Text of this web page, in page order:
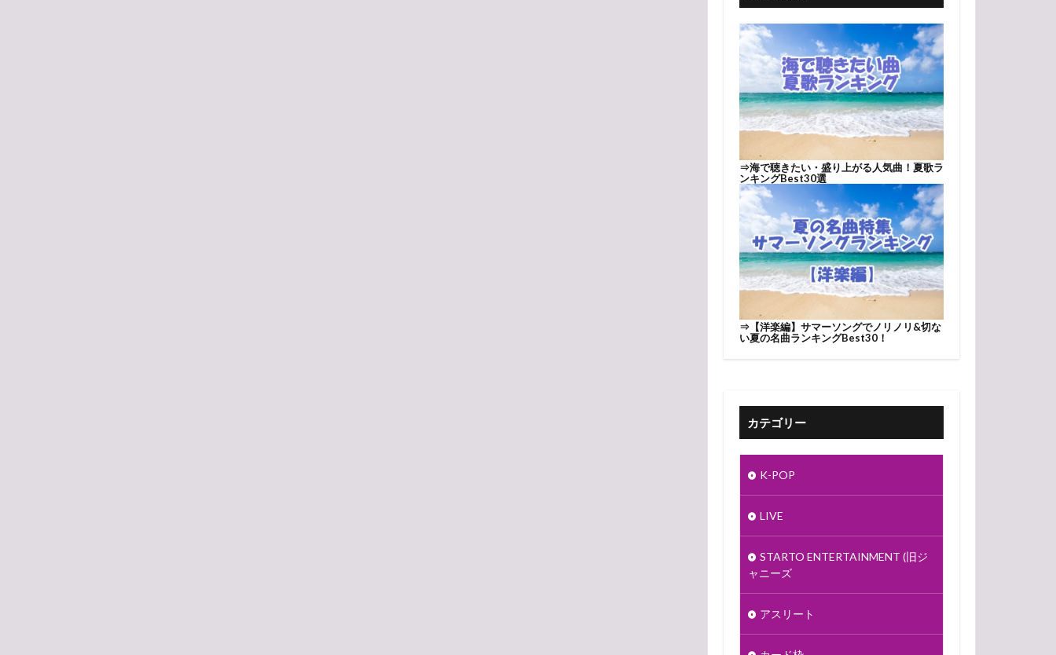
⇒海で聴きたい・盛り上がる人気曲！夏歌ラ
ンキングBest30選
⇒ 【洋楽編】サマーソングでノリノリ&切な
い夏の名曲ランキングBest30！
カテゴリー
K-POP
LIVE
STARTO ENTERTAINMENT (旧ジ
ャニーズ
アスリート